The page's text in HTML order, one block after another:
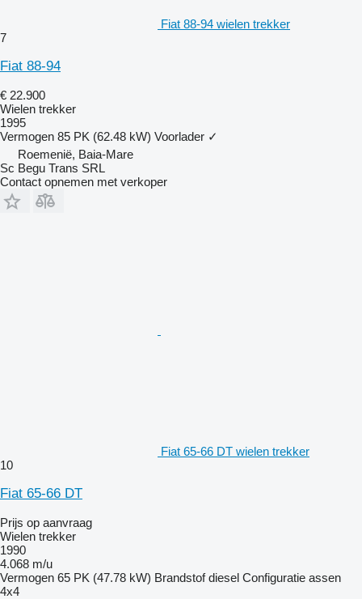
Fiat 88-94 wielen trekker
7
Fiat 88-94
€ 22.900
Wielen trekker
1995
Vermogen 85 PK (62.48 kW) Voorlader ✓
Roemenië, Baia-Mare
Sc Begu Trans SRL
Contact opnemen met verkoper
Fiat 65-66 DT wielen trekker
10
Fiat 65-66 DT
Prijs op aanvraag
Wielen trekker
1990
4.068 m/u
Vermogen 65 PK (47.78 kW) Brandstof diesel Configuratie assen
4x4